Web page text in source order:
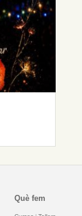
Què fem